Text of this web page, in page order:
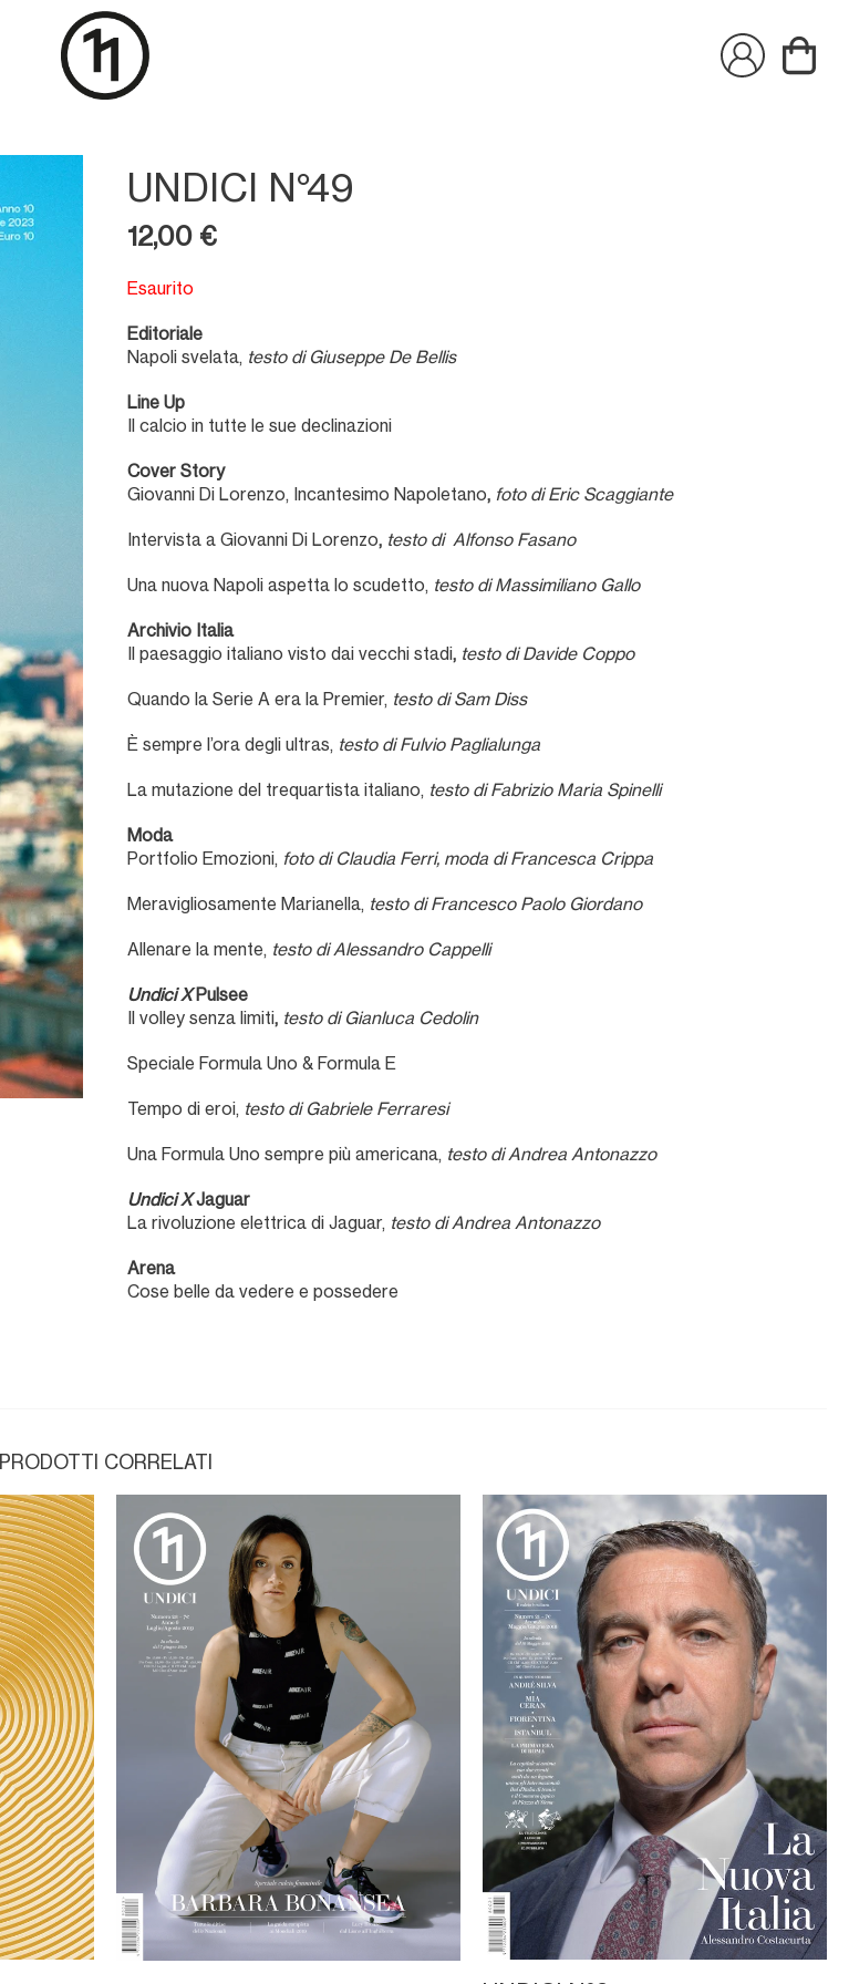
UNDICI N°49
12,00 €
Editoriale
Napoli svelata, testo di Giuseppe De Bellis
Line Up
Il calcio in tutte le sue declinazioni
Cover Story
Giovanni Di Lorenzo, Incantesimo Napoletano, foto di Eric Scaggiante
Intervista a Giovanni Di Lorenzo, testo di Alfonso Fasano
Una nuova Napoli aspetta lo scudetto, testo di Massimiliano Gallo
Archivio Italia
Il paesaggio italiano visto dai vecchi stadi, testo di Davide Coppo
Quando la Serie A era la Premier, testo di Sam Diss
È sempre l’ora degli ultras, testo di Fulvio Paglialunga
La mutazione del trequartista italiano, testo di Fabrizio Maria Spinelli
Moda
Portfolio Emozioni, foto di Claudia Ferri, moda di Francesca Crippa
Meravigliosamente Marianella, testo di Francesco Paolo Giordano
Allenare la mente, testo di Alessandro Cappelli
Undici XPulsee
Il volley senza limiti, testo di Gianluca Cedolin
Speciale Formula Uno & Formula E
Tempo di eroi, testo di Gabriele Ferraresi
Una Formula Uno sempre più americana, testo di Andrea Antonazzo
Undici XJaguar
La rivoluzione elettrica di Jaguar, testo di Andrea Antonazzo
Arena
Cose belle da vedere e possedere
Esaurito
PRODOTTI CORRELATI